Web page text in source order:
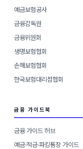
예금보험공사
금융감독원
금융위원회
생명보험협회
손해보험협회
한국보험대리점협회
금융 가이드북
금융 가이드 허브
예금·적금·파킹통장 가이드